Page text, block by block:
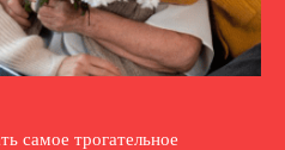
самое трогательное